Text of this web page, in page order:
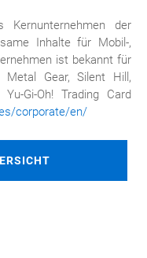
Kernunternehmen der
Inhalte für Mobil-,
ist bekannt für
Metal Gear, Silent Hill,
Gi-Oh! Trading Card
corporate/en/